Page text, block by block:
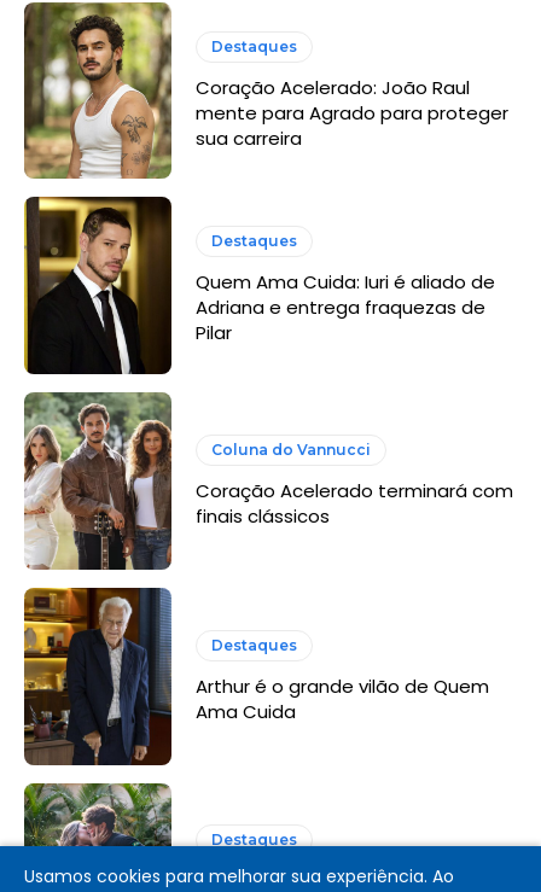
Destaques
Coração Acelerado: João Raul
mente para Agrado para proteger
sua carreira
Destaques
Quem Ama Cuida: Iuri é aliado de
Adriana e entrega fraquezas de
Pilar
Coluna do Vannucci
Coração Acelerado terminará com
finais clássicos
Destaques
Arthur é o grande vilão de Quem
Ama Cuida
Destaques
Coração Acelerado: resumo dos
Usamos cookies para melhorar sua experiência. Ao